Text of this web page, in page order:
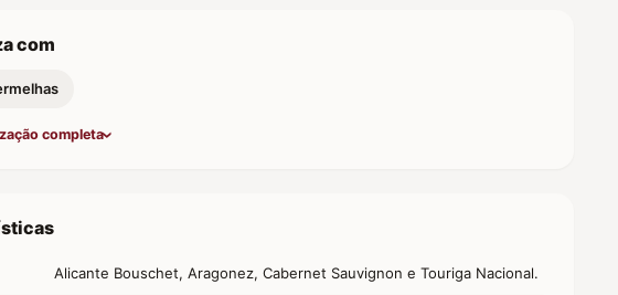
com
completa
Alicante Bouschet, Aragonez, Cabernet Sauvignon e Touriga Nacional.